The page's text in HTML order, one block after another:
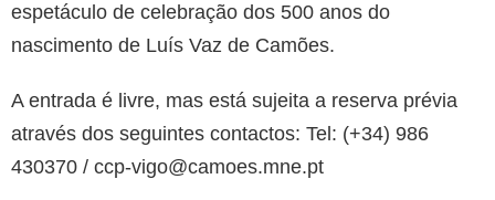
espetáculo de celebração dos 500 anos do
nascimento de Luís Vaz de Camões.
A entrada é livre, mas está sujeita a reserva prévia
através dos seguintes contactos: Tel: (+34) 986
430370 / ccp-vigo@camoes.mne.pt